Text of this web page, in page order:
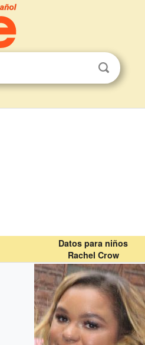
Datos para niños
Rachel Crow